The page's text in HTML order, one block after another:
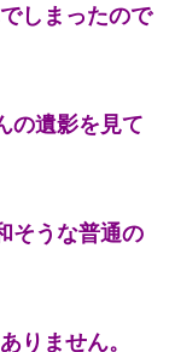
しまったので
の遺影を見て
そうな普通の
りません。